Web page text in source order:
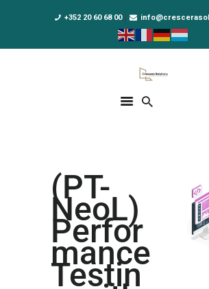
+352 20 60 68 00
Crescera
Solutions for your evolution
DPO AS A SERVICE
NOUS CONNAÎTRE
ACTUALITÉS
(PT-
NeoL)
Perfor
mance
Testin